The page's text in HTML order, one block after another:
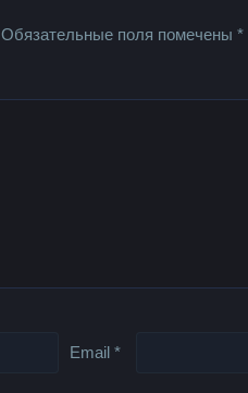
Обязательные поля помечены*
Email*